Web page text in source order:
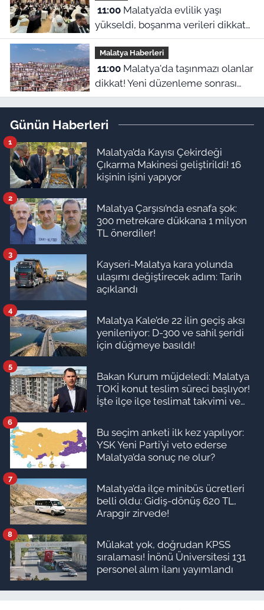
11:00Malatya’da evlilik yaşı
yükseldi, boşanma verileri dikkat
çekti
Malatya Haberleri
11:00Malatya'da taşınmazı olanlar
dikkat! Yeni düzenleme sonrası
gözler 2027 hesaplamalarına
Günün Haberleri
Malatya’da Kayısı Çekirdeği
Çıkarma Makinesi geliştirildi! 16
kişinin işini yapıyor
1
Malatya Çarşısı’nda esnafa şok:
300 metrekare dükkana 1 milyon
TL önerdiler!
2
Kayseri-Malatya kara yolunda
ulaşımı değiştirecek adım: Tarih
açıklandı
3
Malatya Kale’de 22 ilin geçiş aksı
yenileniyor: D-300 ve sahil şeridi
için düğmeye basıldı!
4
Bakan Kurum müjdeledi: Malatya
TOKİ konut teslim süreci başlıyor!
İşte ilçe ilçe teslimat takvimi ve
5
Bu seçim anketi ilk kez yapılıyor:
YSK Yeni Parti’yi veto ederse
Malatya’da sonuç ne olur?
6
Malatya’da ilçe minibüs ücretleri
belli oldu: Gidiş-dönüş 620 TL,
Arapgir zirvede!
7
Mülakat yok, doğrudan KPSS
sıralaması! İnönü Üniversitesi 131
personel alım ilanı yayımlandı
8